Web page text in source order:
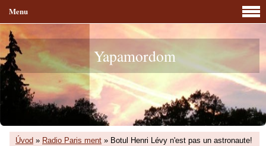
Yapamordom
Úvod » Radio Paris ment » Botul Henri Lévy n'est pas un astronaute!
Menu